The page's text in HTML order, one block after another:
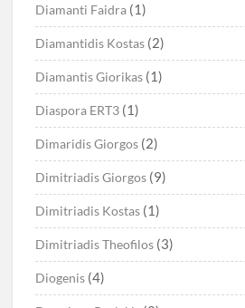
Diamanti Faidra (1)
Diamantidis Kostas (2)
Diamantis Giorikas (1)
Diaspora ERT3 (1)
Dimaridis Giorgos (2)
Dimitriadis Giorgos (9)
Dimitriadis Kostas (1)
Dimitriadis Theofilos (3)
Diogenis (4)